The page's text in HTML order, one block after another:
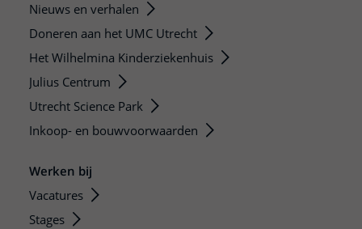
Nieuws en verhalen
Doneren aan het UMC Utrecht
Het Wilhelmina Kinderziekenhuis
Julius Centrum
Utrecht Science Park
Inkoop- en bouwvoorwaarden
Werken bij
Vacatures
Stages